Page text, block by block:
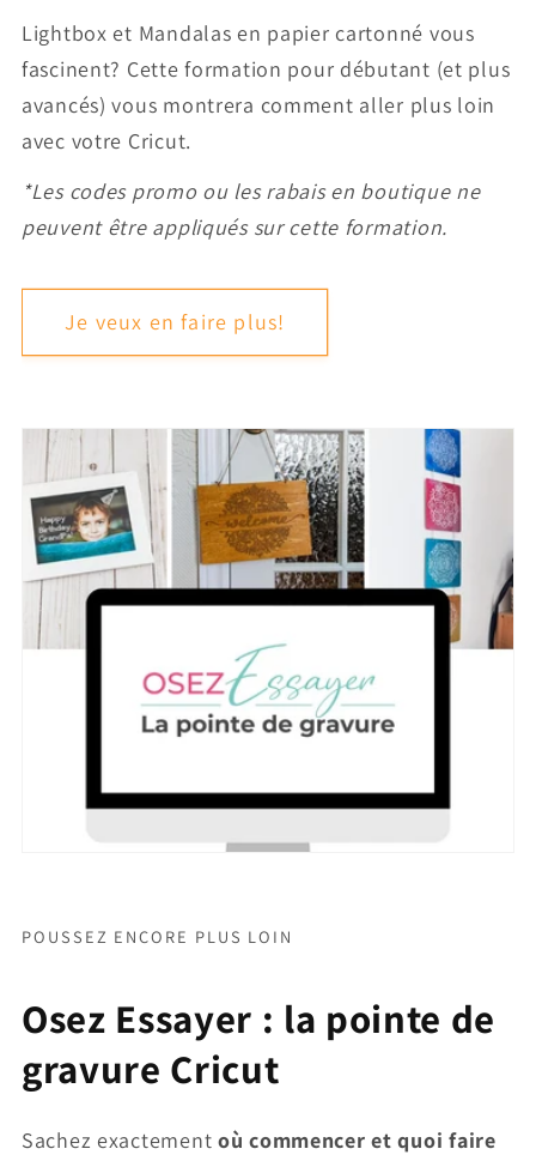
Lightbox et Mandalas en papier cartonné vous
fascinent? Cette formation pour débutant (et plus
avancés) vous montrera comment aller plus loin
avec votre Cricut.
*Les codes promo ou les rabais en boutique ne
peuvent être appliqués sur cette formation.
Je veux en faire plus!
POUSSEZ ENCORE PLUS LOIN
Osez Essayer : la pointe de
gravure Cricut
Sachez exactement où commencer et quoi faire